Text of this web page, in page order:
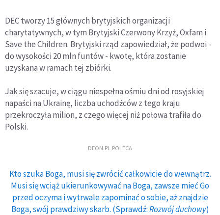
DEC tworzy 15 głównych brytyjskich organizacji
charytatywnych, w tym Brytyjski Czerwony Krzyż, Oxfam i
Save the Children. Brytyjski rząd zapowiedział, że podwoi -
do wysokości 20 mln funtów - kwotę, która zostanie
uzyskana w ramach tej zbiórki.
Jak się szacuje, w ciągu niespełna ośmiu dni od rosyjskiej
napaści na Ukrainę, liczba uchodźców z tego kraju
przekroczyła milion, z czego więcej niż połowa trafiła do
Polski.
DEON.PL POLECA
Kto szuka Boga, musi się zwrócić całkowicie do wewnątrz.
Musi się wciąż ukierunkowywać na Boga, zawsze mieć Go
przed oczyma i wytrwale zapominać o sobie, aż znajdzie
Boga, swój prawdziwy skarb. (Sprawdź:Rozwój duchowy)